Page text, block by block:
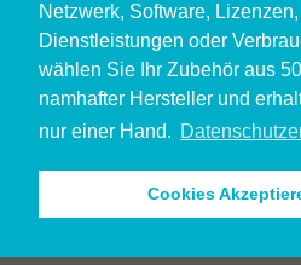
Netzwerk, Software, Lizenzen,
Dienstleistungen oder
wählen Sie Ihr Zubehör aus
namhafter Hersteller und
nur einer Hand.
Cookies
Konto
Kundenlogin
Registrieren
Alle Preisangaben sind exkl.
Versandkosten